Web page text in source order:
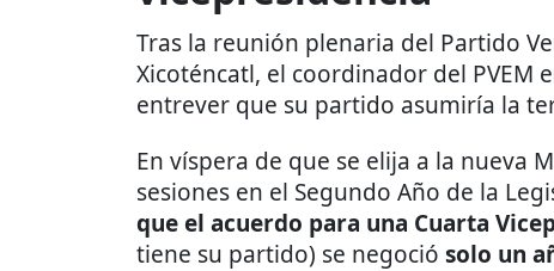
Tras la reunión plenaria del Partido
Xicoténcatl, el coordinador del PVEM
entrever que su partido asumiría la
En víspera de que se elija a la nueva
sesiones en el Segundo Año de la
que el acuerdo para una Cuarta
tiene su partido) se negoció solo un